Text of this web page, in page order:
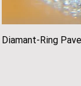
Diamant-Ring